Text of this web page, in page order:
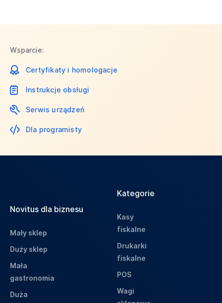
Wsparcie:
Certyfikaty i homologacje
Instrukcje obsługi
Serwis urządzeń
Dla programisty
Novitus dla biznesu
Mały sklep
Duży sklep
Mała
gastronomia
Duża
Kategorie
Kasy
fiskalne
Drukarki
fiskalne
POS
Wagi